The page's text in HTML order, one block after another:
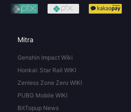
Mitra
Genshin Impact Wiki
Honkai: Star Rail WIKI
Zenless Zone Zero WIKI
PUBG Mobile WIKI
BitTopup News